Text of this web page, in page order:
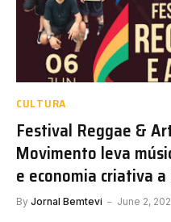
CULTURA
Festival Reggae &
Movimento leva
e economia criativa
By Jornal Bemtevi June 2,